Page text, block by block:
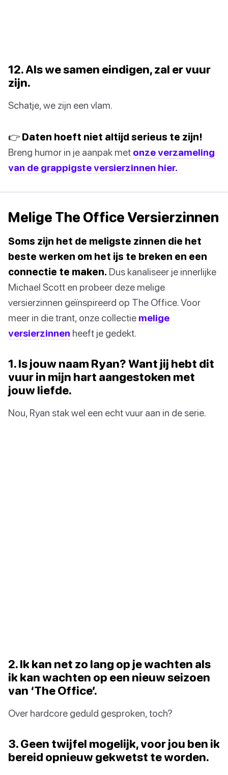
12. Als we samen eindigen, zal er vuur
zijn.
Schatje, we zijn een vlam.
👉 Daten hoeft niet altijd serieus te zijn!
Breng humor in je aanpak met onze verzameling
van de grappigste versierzinnen hier.
Melige The Office Versierzinnen
Soms zijn het de meligste zinnen die het
beste werken om het ijs te breken en een
connectie te maken. Dus kanaliseer je innerlijke
Michael Scott en probeer deze melige
versierzinnen geïnspireerd op The Office. Voor
meer in die trant, onze collectie melige
versierzinnen heeft je gedekt.
1. Is jouw naam Ryan? Want jij hebt dit
vuur in mijn hart aangestoken met
jouw liefde.
Nou, Ryan stak wel een echt vuur aan in de serie.
2. Ik kan net zo lang op je wachten als
ik kan wachten op een nieuw seizoen
van ‘The Office’.
Over hardcore geduld gesproken, toch?
3. Geen twijfel mogelijk, voor jou ben ik
bereid opnieuw gekwetst te worden.